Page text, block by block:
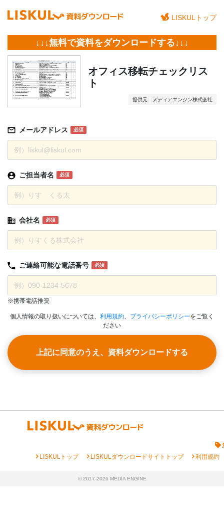
LISKULトップ
↓↓↓無料で資料をダウンロードする↓↓↓
オフィス移転チェックリス
ト
提供元：メディアエンジン株式会社
メールアドレス 必須
ご担当者名 必須
会社名 必須
ご連絡可能な電話番号 必須
※携帯電話推奨
個人情報の取り扱いについては、 利用規約、 プライバシーポリシーをご覧く
ださい
上記に同意のうえ、資料ダウンロードする
chevron_rightLISKULトップ chevron_rightLISKULダウンロードサイトトップ chevron_right利用規約
© 2017-2026 MEDIA ENGINE